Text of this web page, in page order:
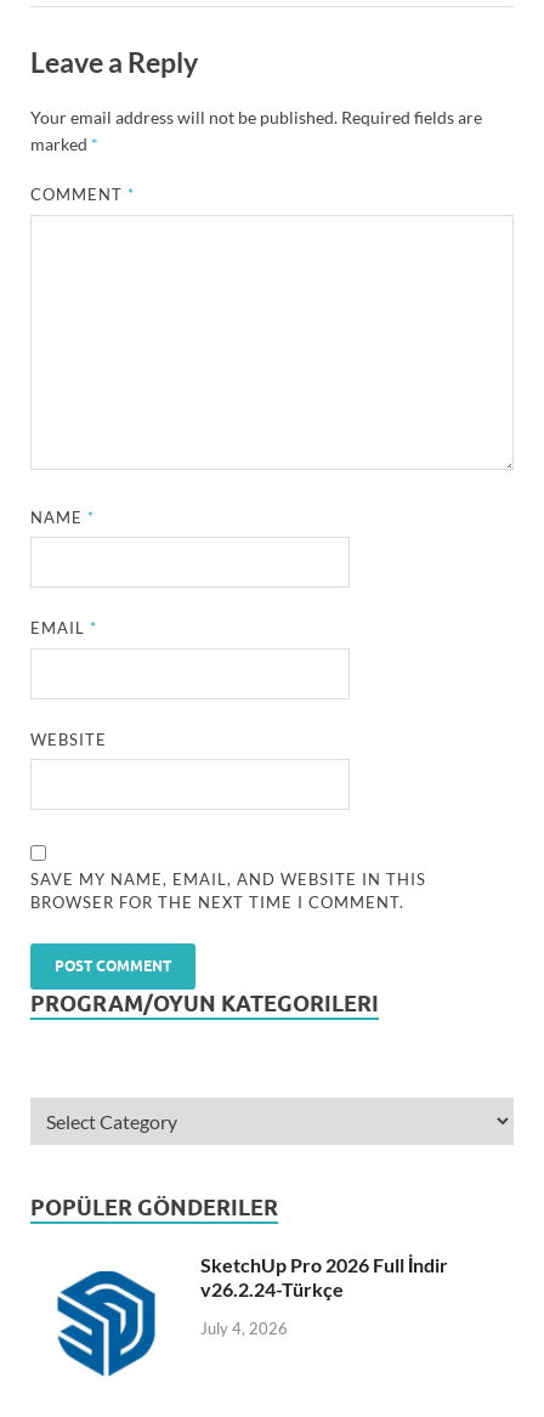
Leave a Reply
Your email address will not be published. Required fields are
marked *
COMMENT*
NAME*
EMAIL*
WEBSITE
SAVE MY NAME, EMAIL, AND WEBSITE IN THIS
BROWSER FOR THE NEXT TIME I COMMENT.
PROGRAM/OYUN KATEGORILERI
POPÜLER GÖNDERILER
SketchUp Pro 2026 Full İndir
v26.2.24-Türkçe
July 4, 2026